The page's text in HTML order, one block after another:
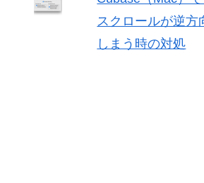
スクロールが逆方
しまう時の対処